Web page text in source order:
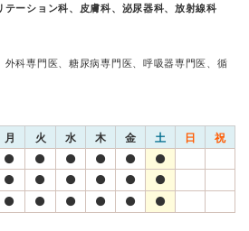
ーション科、皮膚科、泌尿器科、放射線科
外科専門医、糖尿病専門医、呼吸器専門医、循
月 火 水 木 金 土 日 祝